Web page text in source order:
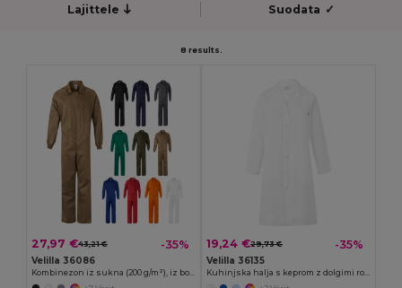
Lajittele Suodata ✓
8 results.
27,97 €43,21 € -35%
Velilla 36086
Kombinezon iz sukna (200 g/m²), iz bombaža (35 %) in poliestra (65 %)
19,24 €29,73 € -35%
Velilla 36135
Kuhinjska halja s keprom z dolgimi rokavi (175 g/m²), iz bombažnega kepra (35 %) in poliestra (65 %)